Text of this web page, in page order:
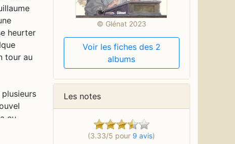
heurter
tour au
eu
© Glénat 2023
Voir les fiches des 2
albums
Les notes
(3.33/5 pour 9 avis)